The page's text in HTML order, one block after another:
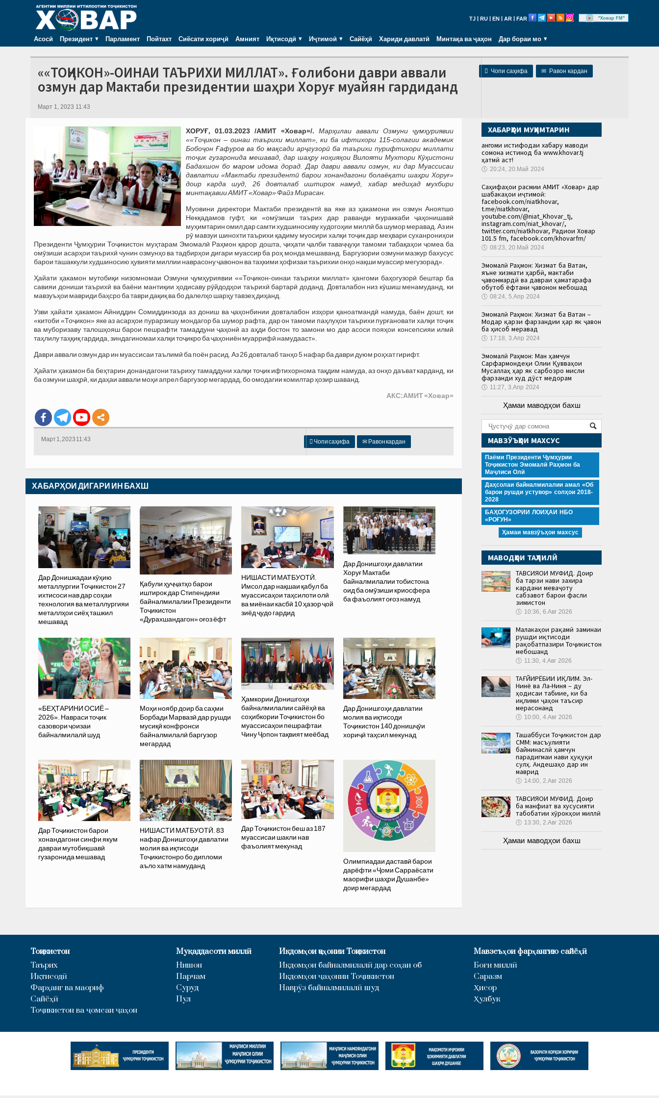
TJ RU EN AR FAR "Ховар FM"
Асосӣ Президент Парламент Пойтахт Сиёсати хориҷӣ Амният Иқтисодӣ Иҷтимоӣ Сайёҳӣ Хариди давлатӣ Минтақа ва ҷаҳон Дар бораи мо
 Чопи саҳифа ✉ Равон кардан
««ТОҶИКОН»-ОИНАИ ТАЪРИХИ МИЛЛАТ». Ғолибони даври аввали
озмун дар Мактаби президентии шаҳри Хоруғ муайян гардиданд
Март 1, 2023 11:43
ХОРУҒ, 01.03.2023 /АМИТ «Ховар»/.
Марҳилаи аввали Озмуни ҷумҳуриявии
««Тоҷикон – оинаи таърихи миллат», ки ба ифтихори 115-солагии академик
Бобоҷон Ғафуров ва бо мақсади арҷгузорӣ ба таърихи пурифтихори миллати
тоҷик гузаронида мешавад, дар шаҳру ноҳияҳои Вилояти Мухтори Кӯҳистони
Бадахшон бо маром идома дорад. Дар даври аввали озмун, ки дар Муассисаи
давлатии «Мактаби президентӣ барои хонандагони болаёқати шаҳри Хоруғ»
доир карда шуд, 26 довталаб иштирок намуд, хабар медиҳад мухбири
минтақавии АМИТ «Ховар» Файз Мирасан.
Муовини директори Мактаби президентӣ ва яке аз ҳакамони ин озмун Аноятшо
Некқадамов гуфт, ки «омӯзиши таърих дар раванди мураккаби ҷаҳонишавӣ
муҳимтарин омил дар самти худшиносиву худогоҳии миллӣ ба шумор меравад. Аз ин
рӯ мавзуи шинохти таърихи қадиму муосири халқи тоҷик дар меҳвари суханрониҳои
Президенти Ҷумҳурии Тоҷикистон муҳтарам Эмомалӣ Раҳмон қарор дошта, ҷиҳати ҷалби таваҷҷуҳи тамоми табақаҳои ҷомеа ба
омӯзиши асарҳои таърихӣ чунин озмунҳо ва тадбирҳои дигари муассир ба роҳ монда мешаванд. Баргузории озмуни мазкур бахусус
барои ташаккули худшиносию ҳувияти миллии наврасону ҷавонон ва таҳкими ҳофизаи таърихии онҳо нақши муассир мегузорад».
Ҳайати ҳакамон мутобиқи низомномаи Озмуни ҷумҳуриявии ««Тоҷикон-оинаи таърихи миллат» ҳангоми баҳогузорӣ бештар ба
савияи дониши таърихӣ ва баёни мантиқии ҳодисаву рӯйдодҳои таърихӣ бартарӣ доданд. Довталабон низ кӯшиш менамуданд, ки
мавзуъҳои мавриди баҳсро ба таври дақиқ ва бо далелҳо шарҳу тавзеҳ диҳанд.
Узви ҳайати ҳакамон Айниддин Сомиддинзода аз дониш ва ҷаҳонбинии довталабон изҳори қаноатмандӣ намуда, баён дошт, ки
«китоби «Тоҷикон» яке аз асарҳои пурарзишу мондагор ба шумор рафта, дар он тамоми паҳлуҳои таърихи пурғановати халқи тоҷик
ва муборизаву талошҳояш барои пешрафти тамаддуни ҷаҳонӣ аз аҳди бостон то замони мо дар асоси пояҳои консепсияи илмӣ
таҳлилу таҳқиқ гардида, зиндагиномаи халқи тоҷикро ба ҷаҳониён муаррифӣ намудааст».
Даври аввали озмун дар ин муассисаи таълимӣ ба поён расид. Аз 26 довталаб танҳо 5 нафар ба даври дуюм роҳхат гирифт.
Ҳайати ҳакамон ба беҳтарин донандагони таъриху тамаддуни халқи тоҷик ифтихорнома тақдим намуда, аз онҳо даъват карданд, ки
ба озмуни шаҳрӣ, ки даҳаи аввали моҳи апрел баргузор мегардад, бо омодагии комилтар ҳозир шаванд.
АКС:АМИТ «Ховар»
 Чопи саҳифа ✉ Равон кардан
Март 1, 2023 11:43
ХАБАРҲОИ ДИГАРИ ИН БАХШ
Дар Донишкадаи кӯҳию
металлургии Тоҷикистон 27
ихтисоси нав дар соҳаи
технология ва металлургияи
металлҳои сиёҳ ташкил
мешавад
Қабули ҳуҷҷатҳо барои
иштирок дар Стипендияи
байналмилалии Президенти
Тоҷикистон
«Дурахшандагон» оғоз ёфт
НИШАСТИ МАТБУОТӢ.
Имсол дар нақшаи қабул ба
муассисаҳои таҳсилоти олӣ
ва миёнаи касбӣ 10 ҳазор ҷой
зиёд ҷудо гардид
Дар Донишгоҳи давлатии
Хоруғ Мактаби
байналмилалии тобистона
оид ба омӯзиши криосфера
ба фаъолият оғоз намуд
«БЕҲТАРИНИ ОСИЁ –
2026». Навраси тоҷик
сазовори ҷоизаи
байналмилалӣ шуд
Моҳи ноябр доир ба саҳми
Борбади Марвазӣ дар рушди
мусиқӣ конфронси
байналмилалӣ баргузор
мегардад
Ҳамкории Донишгоҳи
байналмилалии сайёҳӣ ва
соҳибкории Тоҷикистон бо
муассисаҳои пешрафтаи
Чину Ҷопон тақвият меёбад
Дар Донишгоҳи давлатии
молия ва иқтисоди
Тоҷикистон 140 донишҷӯи
хориҷӣ таҳсил мекунад
Дар Тоҷикистон барои
хонандагони синфи якум
давраи мутобиқшавӣ
гузаронида мешавад
НИШАСТИ МАТБУОТӢ. 83
нафар Донишгоҳи давлатии
молия ва иқтисоди
Тоҷикистонро бо дипломи
аъло хатм намуданд
Дар Тоҷикистон беш аз 187
муассисаи шакли нав
фаъолият мекунад
Олимпиадаи даставӣ барои
дарёфти «Ҷоми Сарраёсати
маорифи шаҳри Душанбе»
доир мегардад
ХАБАРҲОИ МУҲИМТАРИН
Ҳангоми истифодаи хабару маводи
сомона истинод ба www.khovar.tj
ҳатмӣ аст!
🕔 20:24, 20.Май 2024
Саҳифаҳои расмии АМИТ «Ховар» дар
шабакаҳои иҷтимоӣ:
facebook.com/niatkhovar,
t.me/niatkhovar,
youtube.com/@niat_Khovar_tj,
instagram.com/niat_khovar/,
twitter.com/niatkhovar, Радиои Ховар
101.5 fm, facebook.com/khovarfm/
🕔 08:23, 20.Май 2024
Эмомалӣ Раҳмон: Хизмат ба Ватан,
яъне хизмати ҳарбӣ, мактаби
ҷавонмардӣ ва давраи ҳаматарафа
обутоб ёфтани ҷавонон мебошад
🕔 08:24, 5.Апр 2024
Эмомалӣ Раҳмон: Хизмат ба Ватан –
Модар қарзи фарзандии ҳар як ҷавон
ба ҳисоб меравад
🕔 17:18, 3.Апр 2024
Эмомалӣ Раҳмон: Ман ҳамчун
Сарфармондеҳи Олии Қувваҳои
Мусаллаҳ ҳар як сарбозро мисли
фарзанди худ дӯст медорам
🕔 11:27, 3.Апр 2024
Ҳамаи маводҳои бахш
МАВЗӮЪҲОИ МАХСУС
Паёми Президенти Ҷумҳурии
Тоҷикистон Эмомалӣ Раҳмон ба
Маҷлиси Олӣ
Даҳсолаи байналмилалии амал «Об
барои рушди устувор» солҳои 2018-
2028
БАҲОГУЗОРИИ ЛОИҲАИ НБО
«РОҒУН»
Ҳамаи мавзӯъҳои махсус
МАВОДҲОИ ТАҲЛИЛӢ
ТАВСИЯҲОИ МУФИД. Доир
ба тарзи нави захира
кардани меваҷоту
сабзавот барои фасли
зимистон
🕔 10:36, 6.Авг 2026
Малакаҳои рақамӣ заминаи
рушди иқтисоди
рақобатпазири Тоҷикистон
мебошанд
🕔 11:30, 4.Авг 2026
ТАҒЙИРЁБИИ ИҚЛИМ. Эл-
Нинё ва Ла-Ниня – ду
ҳодисаи табиие, ки ба
иқлими ҷаҳон таъсир
мерасонанд
🕔 10:00, 4.Авг 2026
Ташаббуси Тоҷикистон дар
СММ: масъулияти
байнинаслӣ ҳамчун
парадигмаи нави ҳуқуқи
сулҳ. Андешаҳо дар ин
маврид
🕔 14:00, 2.Авг 2026
ТАВСИЯҲОИ МУФИД. Доир
ба манфиат ва хусусияти
табобатии хӯрокҳои миллӣ
🕔 13:30, 2.Авг 2026
Ҳамаи маводҳои бахш
Тоҷикистон
Таърих
Иқтисодӣ
Фарҳанг ва маориф
Сайёҳӣ
Тоҷикистон ва ҷомеаи ҷаҳон
Муқаддасоти миллӣ
Нишон
Парчам
Суруд
Пул
Иқдомҳои ҷаҳонии Тоҷикистон
Иқдомҳои байналмилалӣ дар соҳаи об
Иқдомҳои ҷаҳонии Тоҷикистон
Наврӯз байналмилалӣ шуд
Мавзеъҳои фарҳангию сайёҳӣ
Боғи миллӣ
Саразм
Ҳисор
Ҳулбук